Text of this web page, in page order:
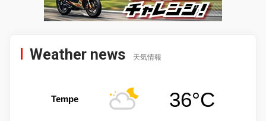
Weather news 天気情報
Tempe 36°C